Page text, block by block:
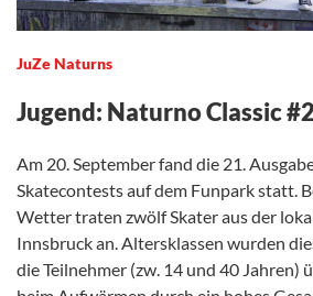
JuZe Naturns
Jugend: Naturno Classic
Am 20. September fand die 21.
Skatecontests auf dem Funpark statt.
Wetter traten zwölf Skater aus der
Innsbruck an. Altersklassen wurden
die Teilnehmer (zw. 14 und 40 Jahren)